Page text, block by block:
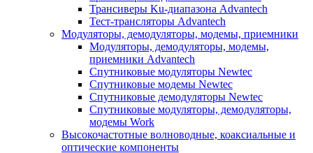
Трансиверы Ku-диапазона Advantech
Тест-трансляторы Advantech
Модуляторы, демодуляторы, модемы, приемники
Модуляторы, демодуляторы, модемы,
приемники Advantech
Спутниковые модуляторы Newtec
Спутниковые модемы Newtec
Спутниковые демодуляторы Newtec
Спутниковые модуляторы, демодуляторы,
модемы Work
Высокочастотные волноводные, коаксиальные и
оптические компоненты